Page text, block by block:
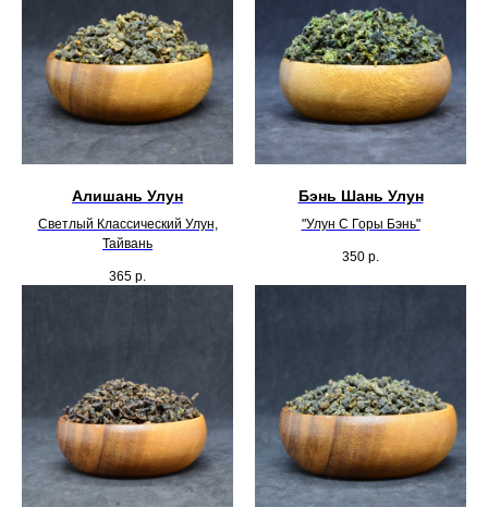
Алишань Улун
Светлый Классический Улун,
Тайвань
365 р.
Бэнь Шань Улун
"Улун С Горы Бэнь"
350 р.